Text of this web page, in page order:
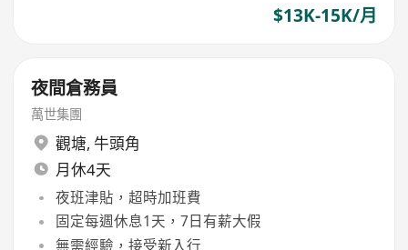
$13K-15K/月
夜間倉務員
萬世集團
觀塘, 牛頭角
月休4天
夜班津貼，超時加班費
固定每週休息1天，7日有薪大假
無需經驗，接受新入行